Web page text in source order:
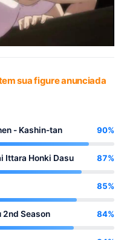
sua figure anunciada
- Kashin-tan 90%
Ittara Honki Dasu 87%
85%
2nd Season 84%